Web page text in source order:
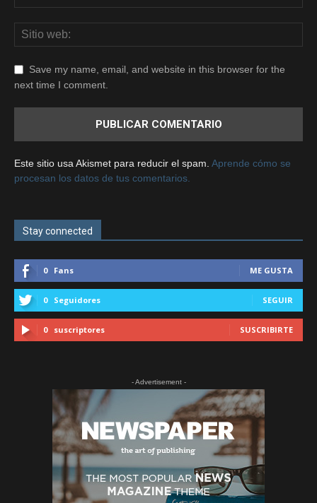
Save my name, email, and website in this browser for the
next time I comment.
Este sitio usa Akismet para reducir el spam. Aprende cómo se
procesan los datos de tus comentarios.
Stay connected
0 Fans ME GUSTA
0 Seguidores SEGUIR
0 suscriptores SUSCRIBIRTE
- Advertisement -